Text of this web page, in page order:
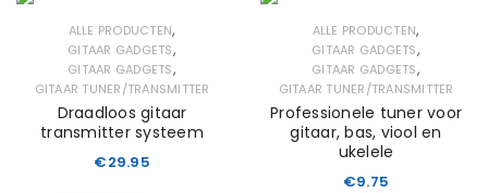
ALLE PRODUCTEN,
GITAAR GADGETS,
GITAAR GADGETS,
GITAAR TUNER/TRANSMITTER
Draadloos gitaar
transmitter systeem
€29.95
ALLE PRODUCTEN,
GITAAR GADGETS,
GITAAR GADGETS,
GITAAR TUNER/TRANSMITTER
Professionele tuner voor
gitaar, bas, viool en
ukelele
€9.75